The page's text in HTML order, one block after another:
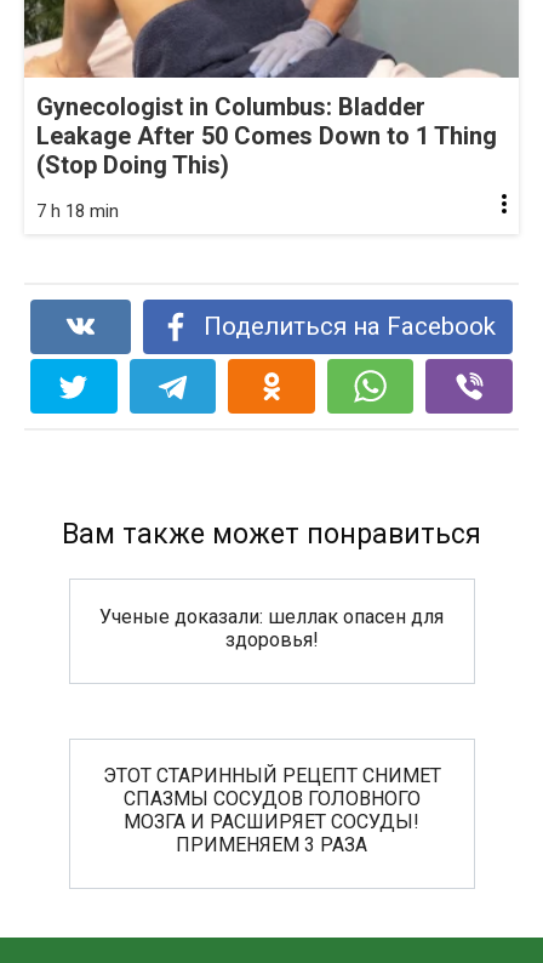
Gynecologist in Columbus: Bladder
Leakage After 50 Comes Down to 1 Thing
(Stop Doing This)
7 h 18 min
Поделиться на Facebook
Вам также может понравиться
Ученые доказали: шеллак опасен для
здоровья!
ЭТОТ СТАРИННЫЙ РЕЦЕПТ СНИМЕТ
СПАЗМЫ СОСУДОВ ГОЛОВНОГО
МОЗГА И РАСШИРЯЕТ СОСУДЫ!
ПРИМЕНЯЕМ 3 РАЗА